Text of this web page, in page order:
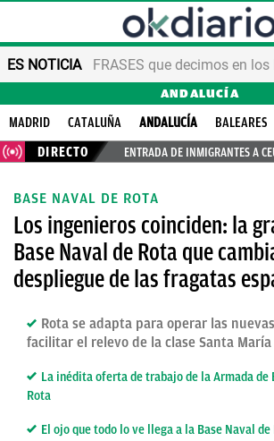
ES NOTICIA FRASES que decimos en los
ANDALUCÍA
MADRID CATALUÑA ANDALUCÍA BALEARES
DIRECTO
ENTRADA DE INMIGRANTES A
BASE NAVAL DE ROTA
Los ingenieros coinciden: la
Base Naval de Rota que
despliegue de las fragatas
Rota se adapta para operar las
facilitar el relevo de la clase Santa María
La inédita oferta de trabajo de la Armada de
Rota
El ojo que todo lo ve llega a la Base Naval